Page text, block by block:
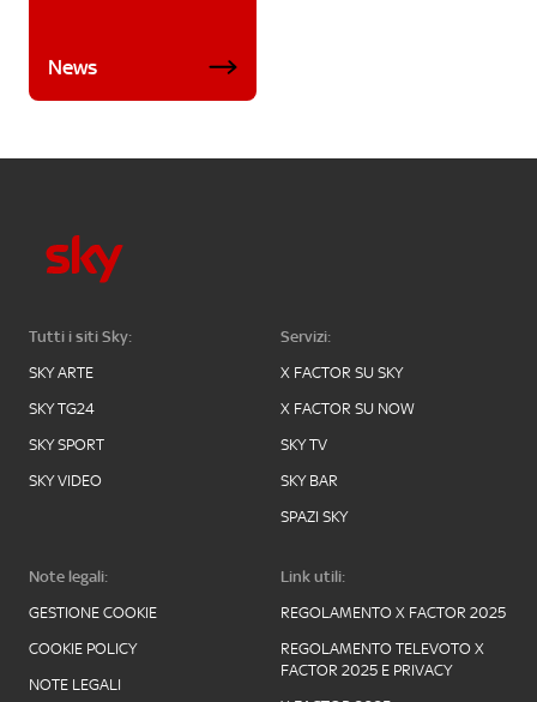
News
Tutti i siti Sky:
SKY ARTE
SKY TG24
SKY SPORT
SKY VIDEO
Servizi:
X FACTOR SU SKY
X FACTOR SU NOW
SKY TV
SKY BAR
SPAZI SKY
Note legali:
GESTIONE COOKIE
COOKIE POLICY
NOTE LEGALI
Link utili:
REGOLAMENTO X FACTOR 2025
REGOLAMENTO TELEVOTO X
FACTOR 2025 E PRIVACY